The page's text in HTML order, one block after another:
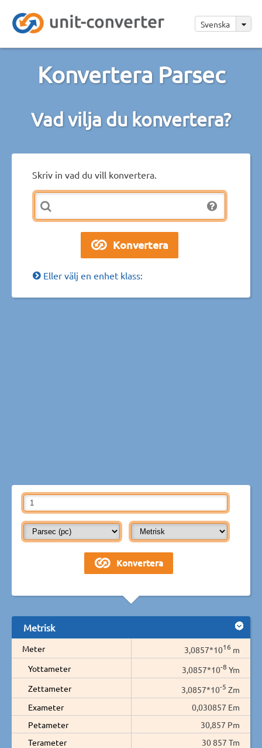
Svenska
Konvertera Parsec
Vad vilja du konvertera?
Skriv in vad du vill konvertera.
Eller välj en enhet klass:
Metrisk
Meter 3,0857*1016 m
Yottameter
3,0857*10-8 Ym
Zettameter
3,0857*10-5 Zm
Exameter
0,030857 Em
Petameter
30,857 Pm
Terameter
30 857 Tm